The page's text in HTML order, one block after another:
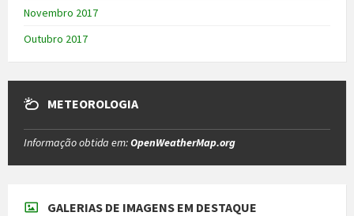
Novembro 2017
Outubro 2017
METEOROLOGIA
Informação obtida em:OpenWeatherMap.org
GALERIAS DE IMAGENS EM DESTAQUE